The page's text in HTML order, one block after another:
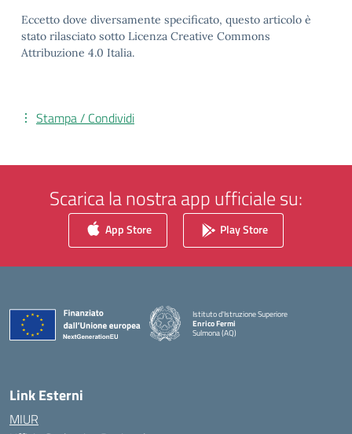
Eccetto dove diversamente specificato, questo articolo è
stato rilasciato sotto Licenza Creative Commons
Attribuzione 4.0 Italia.
Stampa / Condividi
Scarica la nostra app ufficiale su:
App Store Play Store
Istituto d'Istruzione Superiore
Enrico Fermi
Sulmona (AQ)
— Visita la pagina iniziale della scuola
Link Esterni
MIUR